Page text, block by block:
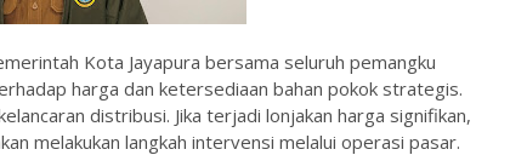
Kota Jayapura bersama seluruh pemangku
harga dan ketersediaan bahan pokok strategis.
distribusi. Jika terjadi lonjakan harga signifikan,
melakukan langkah intervensi melalui operasi pasar.